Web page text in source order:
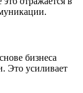
бизнеса
Это усиливает